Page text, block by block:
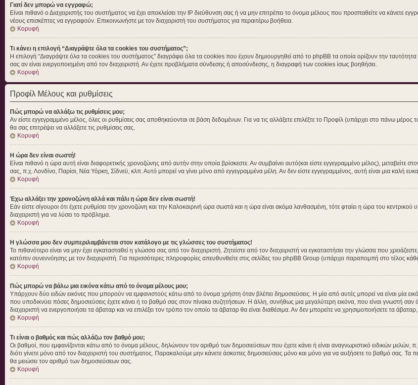
Γιατί δεν μπορώ να εγγραφώ;
Είναι πιθανό ο Διαχειριστής του συστήματος να έχει αποκλείσει την IP διεύθυνση σας ή να μην επιτρέπει το όνομα μέλους που προσπαθείτε να κάνετε
νέους επισκέπτες να εγγραφούν. Επικοινωνήστε με τον διαχειριστή του συστήματος για περαιτέρω βοήθεια.
Κορυφή
Τι κάνει η επιλογή “Διαγράψτε όλα τα cookies του συστήματος”;
Η επιλογή “Διαγράψτε όλα τα cookies του συστήματος” διαγράφει όλα τα cookies που έχουν δημιουργηθεί από το phpBB τα οποία ορίζουν την ταυτότητα
σας αν είναι ενεργοποιημένη από τον διαχειριστή. Αν έχετε προβλήματα σύνδεσης ή αποσύνδεσης, η διαγραφή των cookies ίσως βοηθήσει.
Κορυφή
Προφίλ Μέλους και ρυθμίσεις
Πώς μπορώ να αλλάξω τις ρυθμίσεις μου;
Αν είστε εγγεγραμμένο μέλος, όλες οι ρυθμίσεις σας αποθηκεύονται σε βάση δεδομένων. Για να τις αλλάξετε επιλέξτε το Προφίλ (υπάρχει στο πάνω
θα σας επιτρέψει να αλλάξετε τις ρυθμίσεις σας.
Κορυφή
Η ώρα δεν είναι σωστή!
Είναι πιθανό η ώρα αυτή είναι διαφορετικής χρονοζώνης από αυτήν στην οποία βρίσκεστε. Αν συμβαίνει αυτό(και είστε εγγεγραμμένο μέλος), μεταβείτε
σας, π.χ. Λονδίνο, Παρίσι, Νέα Υόρκη, Σίδνεϋ, κλπ. Αυτό μπορεί να γίνει μόνο από εγγεγραμμένα μέλη. Αν δεν είστε εγγεγραμμένος, αυτή είναι μια καλή
Κορυφή
Έχω αλλάξει την χρονοζώνη αλλά και πάλι η ώρα δεν είναι σωστή!
Εάν είστε σίγουροι ότι έχετε ρυθμίσει την χρονοζώνη και την Καλοκαιρινή ώρα σωστά και η ώρα είναι ακόμα λανθασμένη, τότε φταίει η ώρα του
διαχειριστή για να λύσει το πρόβλημα.
Κορυφή
Η γλώσσα μου δεν συμπεριλαμβάνεται στον κατάλογο με τις γλώσσες του συστήματος!
Το πιθανότερο είναι να μην έχει εγκατασταθεί η γλώσσα σας από τον διαχειριστή. Ζητείστε από τον διαχειριστή να εγκαταστήσει την γλώσσα που
κατόπιν συνεννόησης με τον διαχειριστή. Για περισσότερες πληροφορίες απευθυνθείτε στις σελίδες του phpBB Group (υπάρχει παραπομπή στο τέλος
Κορυφή
Πώς μπορώ να βάλω μια εικόνα κάτω από το όνομα μέλους μου;
Υπάρχουν δύο ειδών εικόνες που μπορούν να εμφανιστούς κάτω από το όνομα χρήστη όταν βλέπει δημοσιεύσεις. Η μία από αυτές μπορεί να είναι μία
που υποδικνύει πόσες δημοσιεύσεις έχετε κάνει ή το βαθμό σας στον πίνακα συζητήσεων. Η άλλη, συνήθως μια μεγαλύτερη εικόνα, που είναι γνωστή σαν
διαχειριστή να ενεργοποιήσει τα άβαταρ και να επιλέξει τον τρόπο τον οποίο τα άβαταρ θα είναι διαθέσιμα. Αν δεν μπορείτε να χρησιμοποιήσετε τα
Κορυφή
Τι είναι ο βαθμός και πώς αλλάζω τον βαθμό μου;
Οι βαθμοί, που εμφανίζονται κάτω από το όνομα μέλους, δηλώνουν τον αριθμό των δημοσιεύσεων που έχετε κάνει ή είναι αναγνωριστικό ειδικών μελών,
διότι γίνετε μόνο από τον διαχειριστή του συστήματος. Παρακαλούμε μην κάνετε άσκοπες δημοσιεύσεις μόνο και μόνο για να αυξήσετε το βαθμό σας. Τα
θα μειώσει τον αριθμό των δημοσιεύσεων σας.
Κορυφή